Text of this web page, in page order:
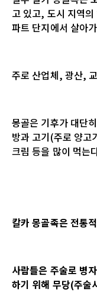
고 있고, 도시 지역
파트 단지에서 살아
주로 산업체, 광산,
몽골은 기후가 대단
방과 고기(주로 양고
크림 등을 많이 먹는
칼카 몽골족은 전통
사람들은 주술로 병
하기 위해 무당(주술